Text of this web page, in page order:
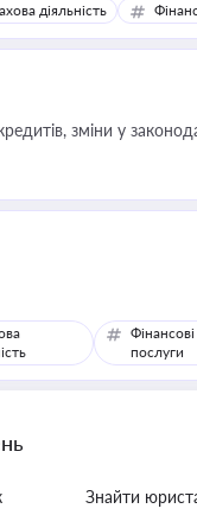
діяльність
зміни у
Фінансові
послуги
Знайти